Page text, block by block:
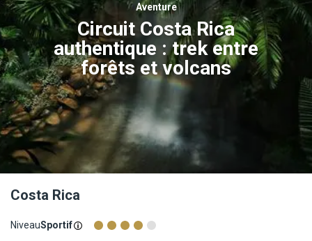
aventure
Circuit Costa Rica
authentique : trek entre
forêts et volcans
Costa Rica
NiveauSportif